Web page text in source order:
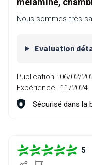
Nous sommes très
Evaluation
Publication : 06/02/
Expérience : 11/2024
Sécurisé dans la
5